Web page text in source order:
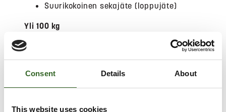
Consent Details About
This website uses cookies
Suurikokoinen sekajäte (loppujäte)
Yli 100 kg
Kodin vaarallinen jäte